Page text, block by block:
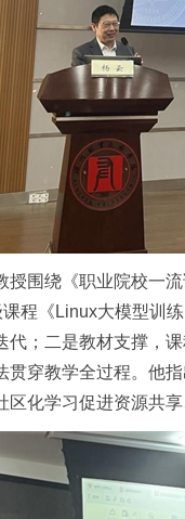
授围绕《职业院校一
程《Linux大模型训
代；二是教材支撑，
穿教学全过程。他
化学习促进资源共